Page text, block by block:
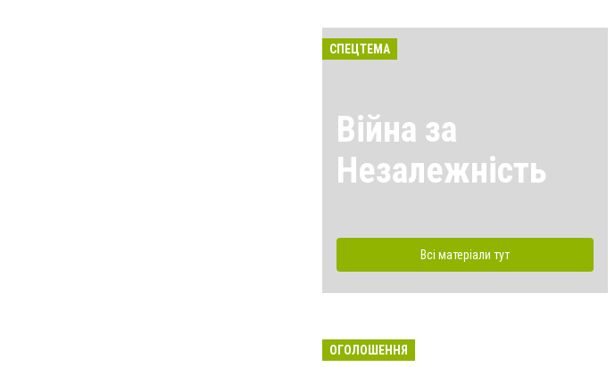
СПЕЦТЕМА
Війна за
Незалежність
Всі матеріали тут
ОГОЛОШЕННЯ